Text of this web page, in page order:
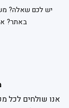
יש לכם שאלה?
באתר?
אנו שולחים לכל